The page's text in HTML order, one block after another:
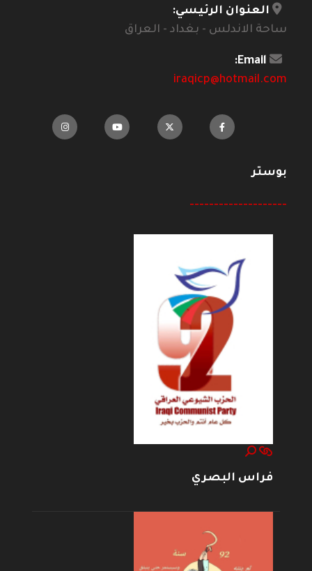
العنوان الرئيسي:
ساحة الاندلس - بغداد - العراق
Email:
iraqicp@hotmail.com
بوستر
--------------------
فراس البصري